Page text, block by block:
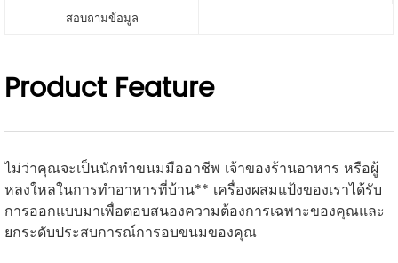
สอบถามข้อมูล
Product Feature
ไม่ว่าคุณจะเป็นนักทำขนมมืออาชีพ เจ้าของร้านอาหาร หรือผู้
หลงใหลในการทำอาหารที่บ้าน** เครื่องผสมแป้งของเราได้รับ
การออกแบบมาเพื่อตอบสนองความต้องการเฉพาะของคุณและ
ยกระดับประสบการณ์การอบขนมของคุณ